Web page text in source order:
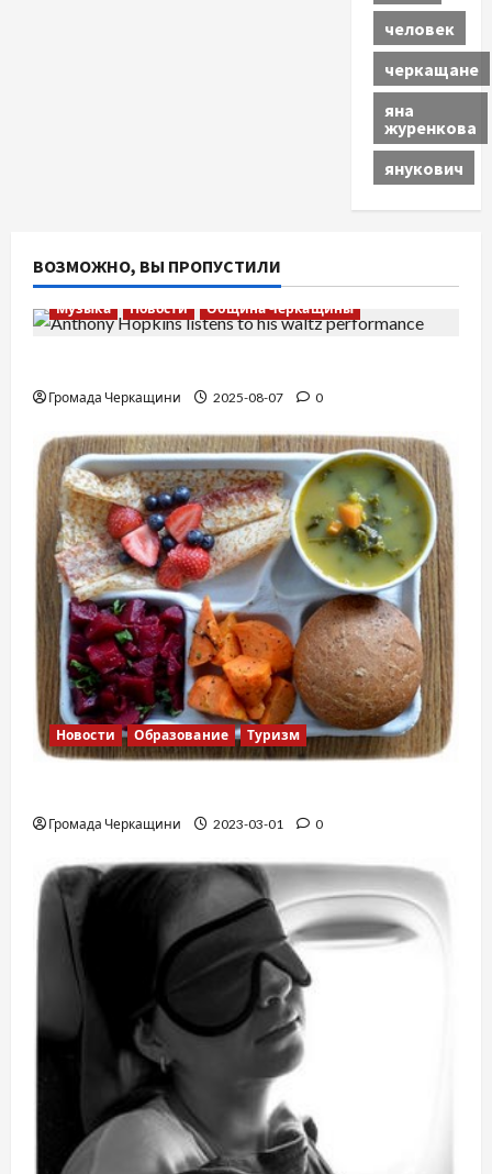
человек
черкащане
яна
журенкова
янукович
ВОЗМОЖНО, ВЫ ПРОПУСТИЛИ
Музыка Новости Община Черкащины
Громада Черкащини 2025-08-07 0
Новости Образование Туризм
Громада Черкащини 2023-03-01 0